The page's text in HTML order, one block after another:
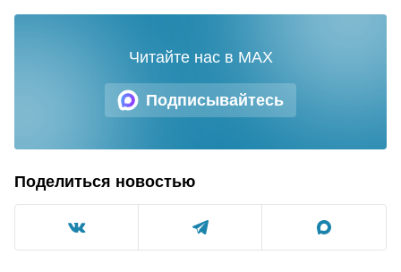
Подписывайтесь
Читайте нас в MAX
Поделиться новостью